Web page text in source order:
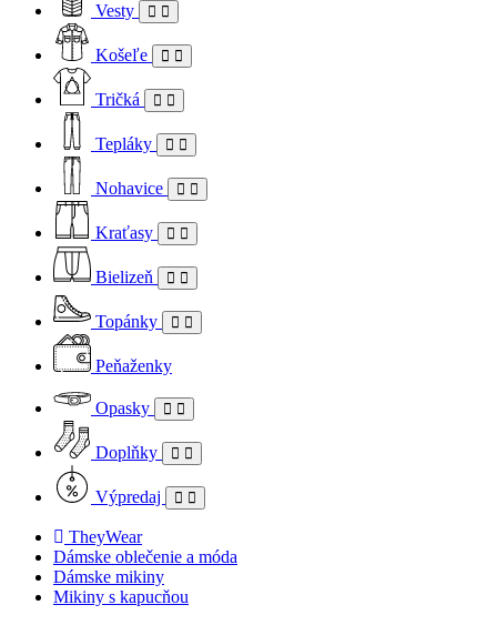
Vesty
Košeľe
Tričká
Tepláky
Nohavice
Kraťasy
Bielizeň
Topánky
Peňaženky
Opasky
Doplňky
Výpredaj
TheyWear
Dámske oblečenie a móda
Dámske mikiny
Mikiny s kapucňou